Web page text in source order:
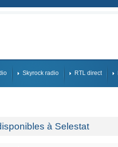
Skyrock radio RTL direct
à Selestat